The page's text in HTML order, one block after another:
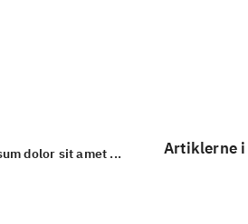
dolor sit amet ... Artiklerne i